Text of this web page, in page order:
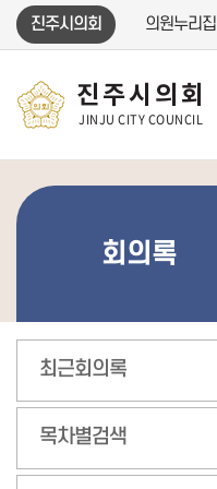
본문바로가기
진주시의회 의원누리집
진주시의회
JINJU CITY COUNCIL
회의록
최근회의록
목차별검색